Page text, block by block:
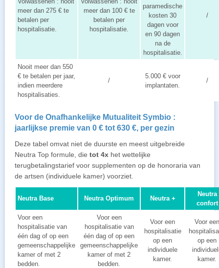
meer dan 275 € te
betalen per
hospitalisatie.
meer dan 100 € te
betalen per
hospitalisatie.
paramedische
kosten 30
dagen voor
en 90 dagen
na de
hospitalisatie.
/
Nooit meer dan 550
€ te betalen per jaar,
indien meerdere
hospitalisaties.
/
5.000 € voor
implantaten.
/
Voor de Onafhankelijke Mutualiteit Symbio :
jaarlijkse premie van 0 € tot 630 €, per gezin
Deze tabel omvat niet de duurste en meest uitgebreide
Neutra Top formule, die tot 4x het wettelijke
terugbetalingstarief voor supplementen op de honoraria van
de artsen (individuele kamer) voorziet.
Neutra Base Neutra Optimum Neutra +
Neutra
confort
Voor een
hospitalisatie van
één dag of op een
gemeenschappelijke
kamer of met 2
bedden.
Voor een
hospitalisatie van
één dag of op een
gemeenschappelijke
kamer of met 2
bedden.
Voor een
hospitalisatie
op een
individuele
kamer.
Voor een
op een
kamer.